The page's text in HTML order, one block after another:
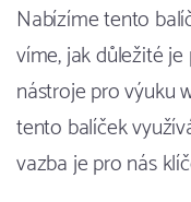
Nabízíme tento
víme, jak důležité
nástroje pro výuku
tento balíček
vazba je pro nás